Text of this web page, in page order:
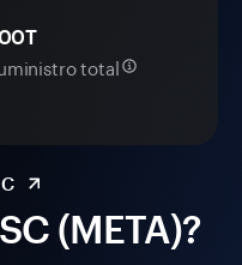
(META)?
total